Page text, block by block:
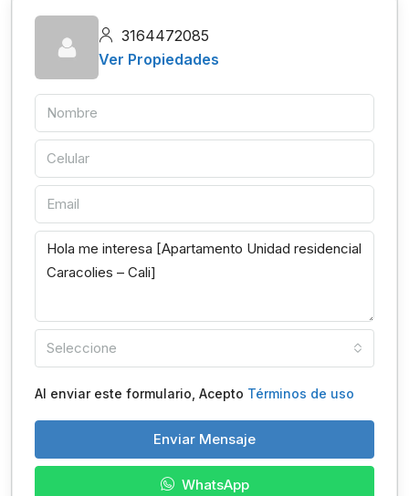
3164472085
Ver Propiedades
Seleccione
Al enviar este formulario, Acepto Términos de uso
Enviar Mensaje
WhatsApp